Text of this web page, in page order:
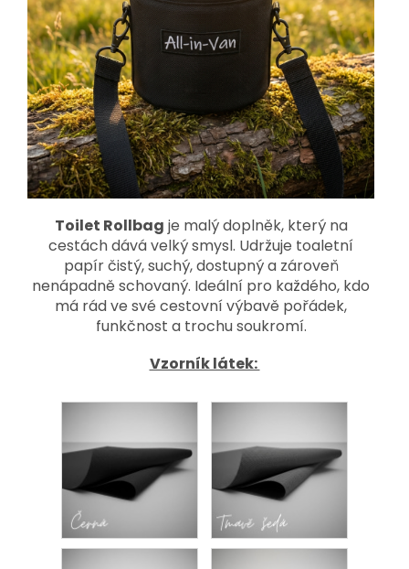
Toilet Rollbag je malý doplněk, který na
cestách dává velký smysl. Udržuje toaletní
papír čistý, suchý, dostupný a zároveň
nenápadně schovaný. Ideální pro každého, kdo
má rád ve své cestovní výbavě pořádek,
funkčnost a trochu soukromí.
Vzorník látek: